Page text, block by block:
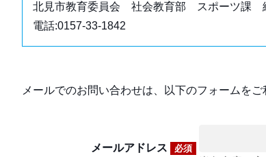
北見市教育委員会 社会教育部 スポーツ課
電話:0157-33-1842
メールでのお問い合わせは、以下のフォームをご
メールアドレス 必須